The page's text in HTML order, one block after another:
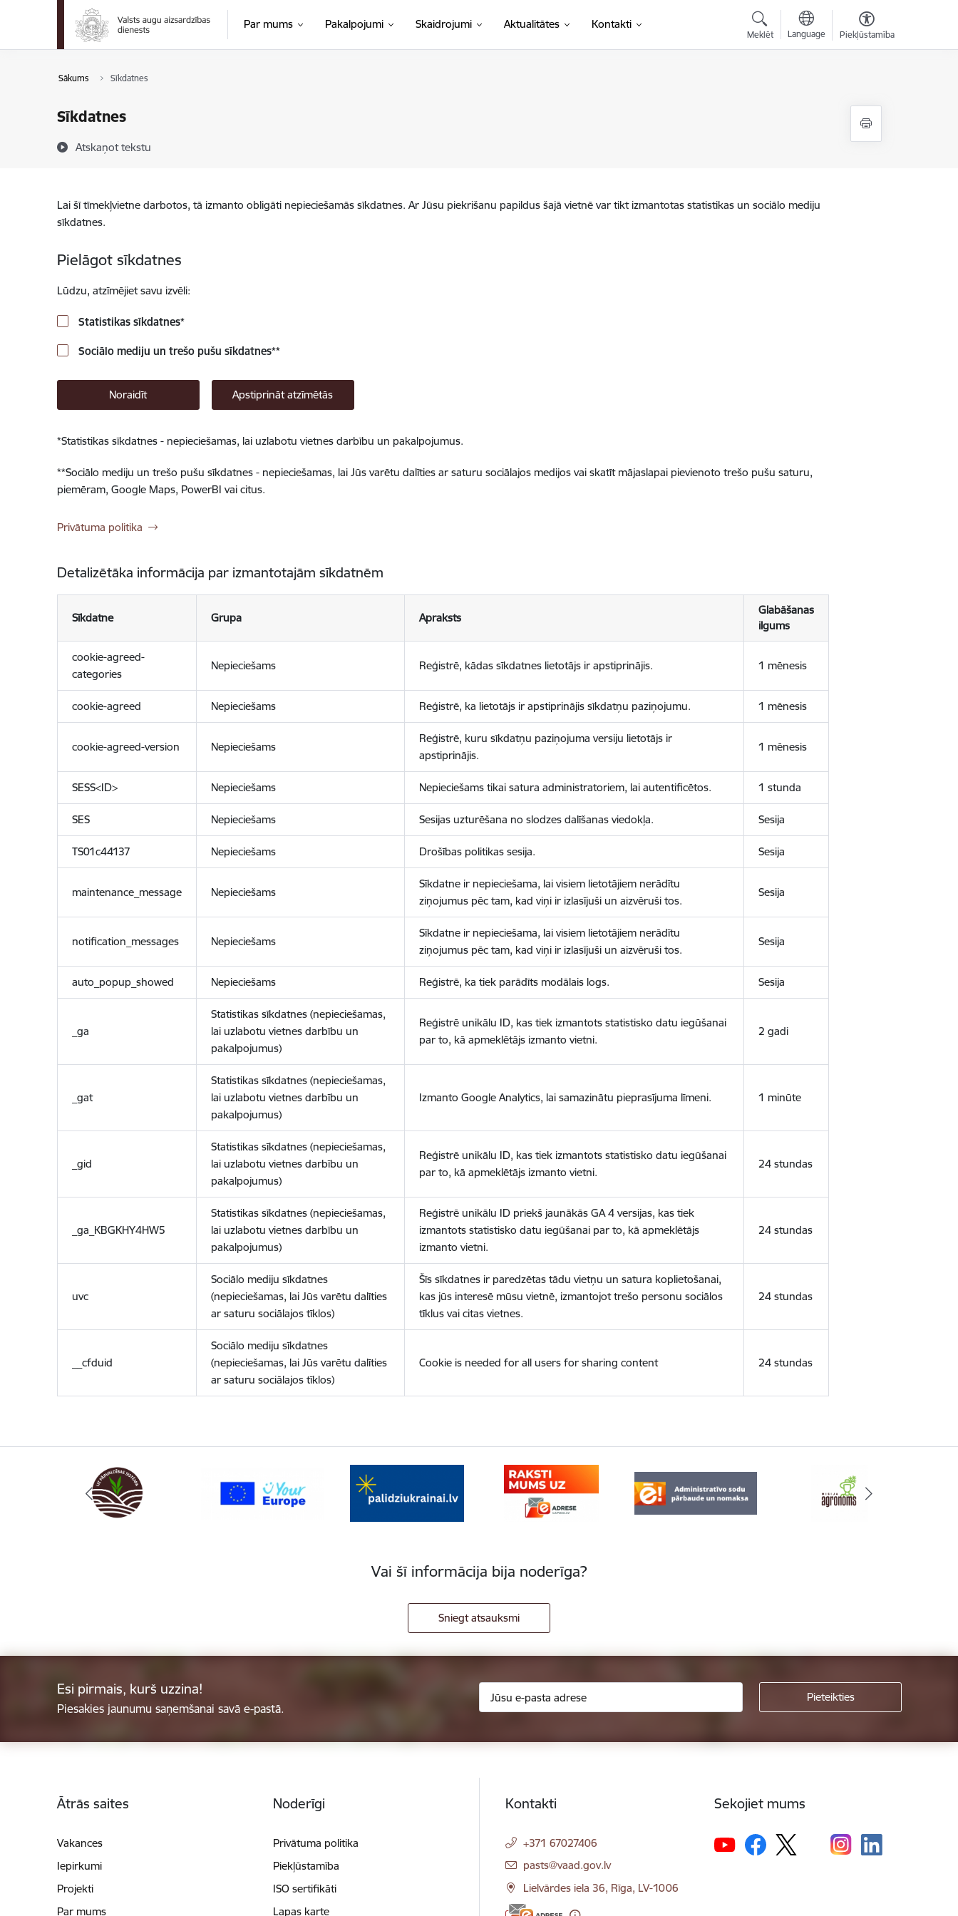
Pāriet uz lapas saturu
Par mums Pakalpojumi Skaidrojumi Aktualitātes Kontakti
Meklēt Language Piekļūstamība
Sākums Sīkdatnes
Sīkdatnes
Atskaņot tekstu
Lai šī tīmekļvietne darbotos, tā izmanto obligāti nepieciešamās sīkdatnes. Ar Jūsu piekrišanu papildus šajā vietnē var tikt izmantotas statistikas un sociālo mediju
sīkdatnes.
Pielāgot sīkdatnes
Lūdzu, atzīmējiet savu izvēli:
Statistikas sīkdatnes*
Sociālo mediju un trešo pušu sīkdatnes**
Noraidīt Apstiprināt atzīmētās
*Statistikas sīkdatnes - nepieciešamas, lai uzlabotu vietnes darbību un pakalpojumus.
**Sociālo mediju un trešo pušu sīkdatnes - nepieciešamas, lai Jūs varētu dalīties ar saturu sociālajos medijos vai skatīt mājaslapai pievienoto trešo pušu saturu,
piemēram, Google Maps, PowerBI vai citus.
Privātuma politika
Detalizētāka informācija par izmantotajām sīkdatnēm
Sīkdatne Grupa Apraksts
Glabāšanas
ilgums
cookie-agreed-
categories
Nepieciešams Reģistrē, kādas sīkdatnes lietotājs ir apstiprinājis. 1 mēnesis
cookie-agreed Nepieciešams Reģistrē, ka lietotājs ir apstiprinājis sīkdatņu paziņojumu. 1 mēnesis
cookie-agreed-version Nepieciešams
Reģistrē, kuru sīkdatņu paziņojuma versiju lietotājs ir
apstiprinājis.
1 mēnesis
SESS<ID> Nepieciešams Nepieciešams tikai satura administratoriem, lai autentificētos. 1 stunda
SES Nepieciešams Sesijas uzturēšana no slodzes dalīšanas viedokļa. Sesija
TS01c44137 Nepieciešams Drošības politikas sesija. Sesija
maintenance_message Nepieciešams
Sīkdatne ir nepieciešama, lai visiem lietotājiem nerādītu
ziņojumus pēc tam, kad viņi ir izlasījuši un aizvēruši tos.
Sesija
notification_messages Nepieciešams
Sīkdatne ir nepieciešama, lai visiem lietotājiem nerādītu
ziņojumus pēc tam, kad viņi ir izlasījuši un aizvēruši tos.
Sesija
auto_popup_showed Nepieciešams Reģistrē, ka tiek parādīts modālais logs. Sesija
_ga
Statistikas sīkdatnes (nepieciešamas,
lai uzlabotu vietnes darbību un
pakalpojumus)
Reģistrē unikālu ID, kas tiek izmantots statistisko datu iegūšanai
par to, kā apmeklētājs izmanto vietni.
2 gadi
_gat
Statistikas sīkdatnes (nepieciešamas,
lai uzlabotu vietnes darbību un
pakalpojumus)
Izmanto Google Analytics, lai samazinātu pieprasījuma līmeni. 1 minūte
_gid
Statistikas sīkdatnes (nepieciešamas,
lai uzlabotu vietnes darbību un
pakalpojumus)
Reģistrē unikālu ID, kas tiek izmantots statistisko datu iegūšanai
par to, kā apmeklētājs izmanto vietni.
24 stundas
_ga_KBGKHY4HW5
Statistikas sīkdatnes (nepieciešamas,
lai uzlabotu vietnes darbību un
pakalpojumus)
Reģistrē unikālu ID priekš jaunākās GA 4 versijas, kas tiek
izmantots statistisko datu iegūšanai par to, kā apmeklētājs
izmanto vietni.
24 stundas
uvc
Sociālo mediju sīkdatnes
(nepieciešamas, lai Jūs varētu dalīties
ar saturu sociālajos tīklos)
Šīs sīkdatnes ir paredzētas tādu vietņu un satura koplietošanai,
kas jūs interesē mūsu vietnē, izmantojot trešo personu sociālos
tīklus vai citas vietnes.
24 stundas
__cfduid
Sociālo mediju sīkdatnes
(nepieciešamas, lai Jūs varētu dalīties
ar saturu sociālajos tīklos)
Cookie is needed for all users for sharing content 24 stundas
Vai šī informācija bija noderīga?
Sniegt atsauksmi
Esi pirmais, kurš uzzina!
Piesakies jaunumu saņemšanai savā e-pastā.
Ātrās saites
Vakances
Iepirkumi
Projekti
Par mums
Noderīgi
Privātuma politika
Piekļūstamība
ISO sertifikāti
Lapas karte
Kontakti
+371 67027406
E-pasts:
pasts@vaad.gov.lv
Lielvārdes iela 36, Rīga, LV-1006
Sekojiet mums